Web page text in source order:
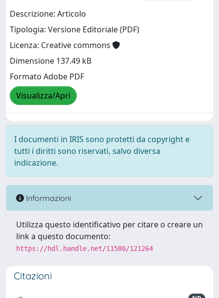
Descrizione: Articolo
Tipologia: Versione Editoriale (PDF)
Licenza: Creative commons
Dimensione 137.49 kB
Formato Adobe PDF
Visualizza/Apri
I documenti in IRIS sono protetti da copyright e
tutti i diritti sono riservati, salvo diversa
indicazione.
Informazioni
Utilizza questo identificativo per citare o creare un
link a questo documento:
https://hdl.handle.net/11580/121264
Citazioni